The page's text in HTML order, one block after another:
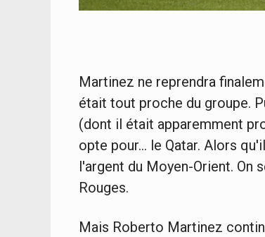
Martinez ne reprendra
était tout proche du groupe.
(dont il était apparemment
opte pour... le Qatar. Alors
l'argent du Moyen-Orient.
Rouges.
Mais Roberto Martinez